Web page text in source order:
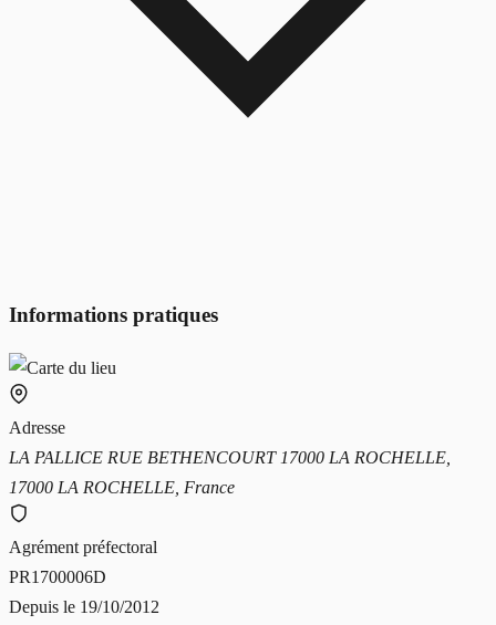
Informations pratiques
Adresse
LA PALLICE RUE BETHENCOURT 17000 LA ROCHELLE,
17000 LA ROCHELLE, France
Agrément préfectoral
PR1700006D
Depuis le 19/10/2012